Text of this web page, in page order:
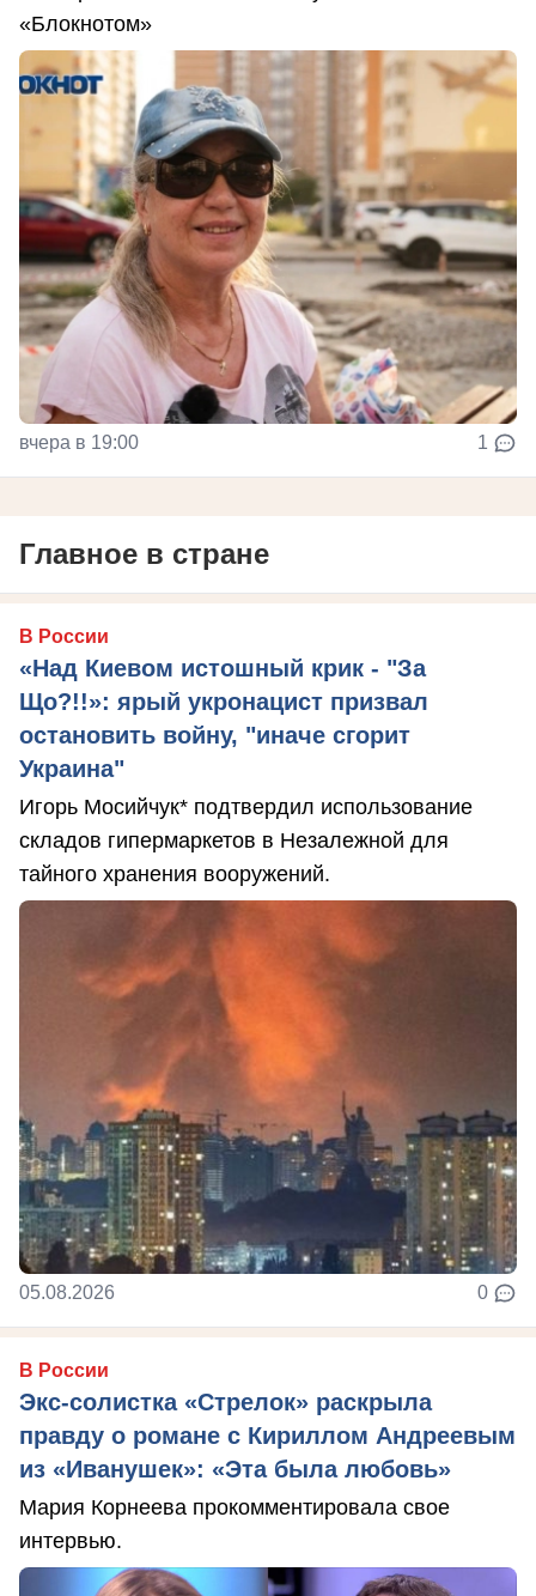
«Блокнотом»
вчера в 19:00 1
Главное в стране
В России
«Над Киевом истошный крик - "За
Що?!!»: ярый укронацист призвал
остановить войну, "иначе сгорит
Украина"
Игорь Мосийчук* подтвердил использование
складов гипермаркетов в Незалежной для
тайного хранения вооружений.
05.08.2026 0
В России
Экс-солистка «Стрелок» раскрыла
правду о романе с Кириллом Андреевым
из «Иванушек»: «Эта была любовь»
Мария Корнеева прокомментировала свое
интервью.